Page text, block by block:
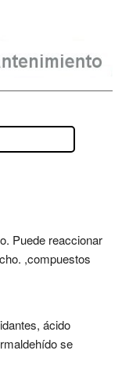
Puede reaccionar
,compuestos
ácido
se